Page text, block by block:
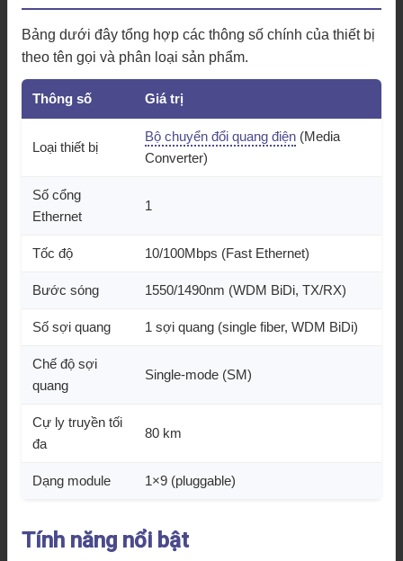
Bảng dưới đây tổng hợp các thông số chính của thiết bị
theo tên gọi và phân loại sản phẩm.
Thông số Giá trị
Loại thiết bị
Bộ chuyển đổi quang điện (Media
Converter)
Số cổng
Ethernet
1
Tốc độ 10/100Mbps (Fast Ethernet)
Bước sóng 1550/1490nm (WDM BiDi, TX/RX)
Số sợi quang 1 sợi quang (single fiber, WDM BiDi)
Chế độ sợi
quang
Single-mode (SM)
Cự ly truyền tối
đa
80 km
Dạng module 1×9 (pluggable)
Tính năng nổi bật